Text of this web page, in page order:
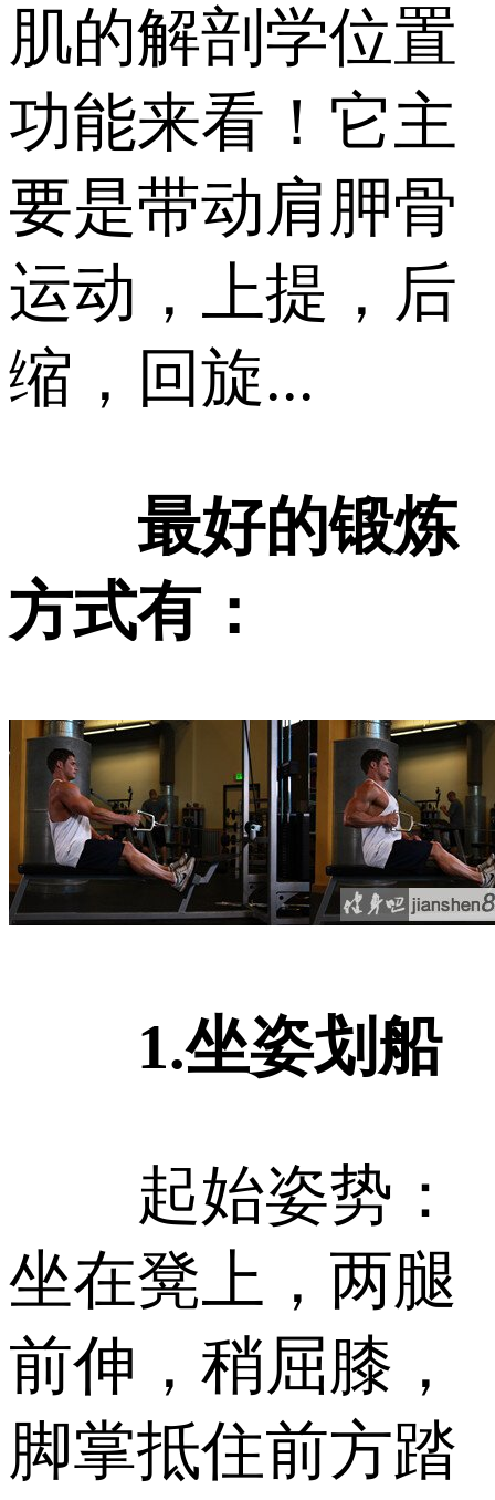
肌的解剖学位置
功能来看！它主
要是带动肩胛骨
运动，上提，后
缩，回旋...
最好的锻炼
方式有：
1.坐姿划船
起始姿势：
坐在凳上，两腿
前伸，稍屈膝，
脚掌抵住前方踏